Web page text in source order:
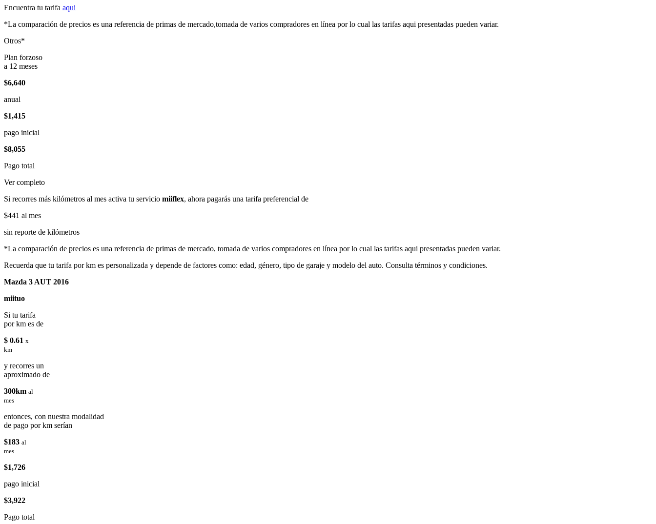
Encuentra tu tarifa aqui
*La comparación de precios es una referencia de primas de mercado,tomada de varios compradores en línea por lo cual las tarifas aqui presentadas pueden variar.
Otros*
Plan forzoso
a 12 meses
$6,640
anual
$1,415
pago inicial
$8,055
Pago total
Ver completo
Si recorres más kilómetros al mes activa tu servicio miiflex, ahora pagarás una tarifa preferencial de
$441 al mes
sin reporte de kilómetros
*La comparación de precios es una referencia de primas de mercado, tomada de varios compradores en línea por lo cual las tarifas aqui presentadas pueden variar.
Recuerda que tu tarifa por km es personalizada y depende de factores como: edad, género, tipo de garaje y modelo del auto. Consulta términos y condiciones.
Mazda 3 AUT 2016
miituo
Si tu tarifa
por km es de
$ 0.61 x
km
y recorres un
aproximado de
300km al
mes
entonces, con nuestra modalidad
de pago por km serían
$183 al
mes
$1,726
pago inicial
$3,922
Pago total